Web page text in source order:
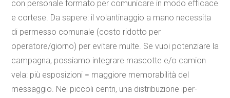
con personale formato per comunicare in modo efficace
e cortese. Da sapere: il volantinaggio a mano necessita
di permesso comunale (costo ridotto per
operatore/giorno) per evitare multe. Se vuoi potenziare la
campagna, possiamo integrare mascotte e/o camion
vela: più esposizioni = maggiore memorabilità del
messaggio. Nei piccoli centri, una distribuzione iper-